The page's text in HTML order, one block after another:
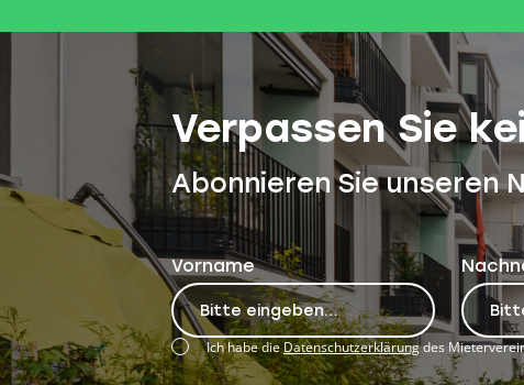
Verpassen Sie
Abonnieren Sie unseren
Vorname
Ich habe dieDatenschutzerklärungdes